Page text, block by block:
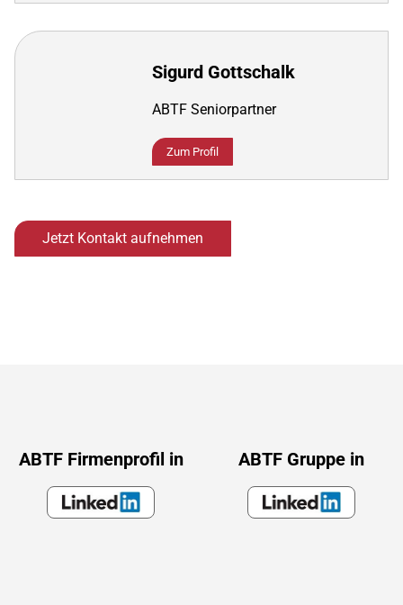
Sigurd Gottschalk
ABTF Seniorpartner
Zum Profil
Jetzt Kontakt aufnehmen
ABTF Firmenprofil in ABTF Gruppe in